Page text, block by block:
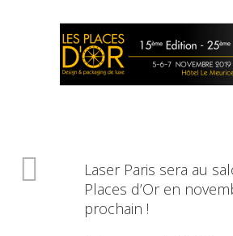
Laser Paris sera au
Places d’Or en
prochain !